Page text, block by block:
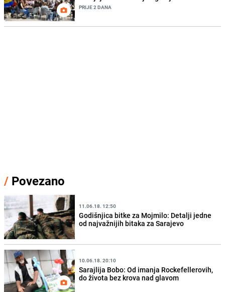
PRIJE 2 DANA
/ Povezano
11.06.18. 12:50
Godišnjica bitke za Mojmilo: Detalji jedne
od najvažnijih bitaka za Sarajevo
10.06.18. 20:10
Sarajlija Bobo: Od imanja Rockefellerovih,
do života bez krova nad glavom